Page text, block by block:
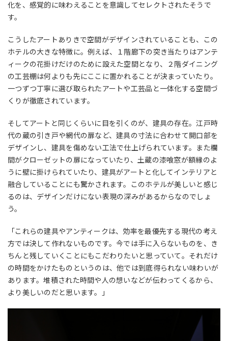
化を、感覚的に味わえることを意識してセレクトされたそうで
す。
こうしたアートありきで空間がデザインされていることも、この
ホテルの大きな特徴に。例えば、１階廊下の突き当たりはアンテ
ィークの花掛けだけのために設えた空間となり、２階ダイニング
の工芸棚は何よりも先にここに置かれることが決まっていたり。
一つずつ丁寧に選び取られたアートや工芸品と一体化する空間づ
くりが徹底されています。
そしてアートと同じくらいに目を引くのが、建具の存在。江戸時
代の蔵の引き戸や網代の扉など、建具の寸法に合わせて開口部を
デザインし、建具を傷めない工法で仕上げられています。また欄
間がクローゼットの扉になっていたり、土蔵の漆喰窓が額縁のよ
うに壁に掛けられていたり、建具がアートと化してインテリアと
融合していることにも驚かされます。このホテルが美しいと感じ
るのは、デザインだけにない表現の深みがあるからなのでしょ
う。
「これらの建具やアンティークは、効率を最優先する現代の考え
方では決して作れないものです。今では手に入らないものを、き
ちんと残していくことにもこだわりたいと思っていて。それだけ
の時間をかけたものというのは、他では到底得られない味わいが
あります。堆積された時間や人の想いなどが伝わってくるから、
より美しいのだと思います。」